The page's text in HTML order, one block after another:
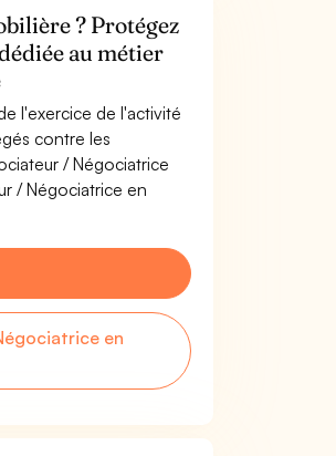
? Protégez
au métier
l'exercice de l'activité
contre les
/ Négociatrice
/ Négociatrice en
en